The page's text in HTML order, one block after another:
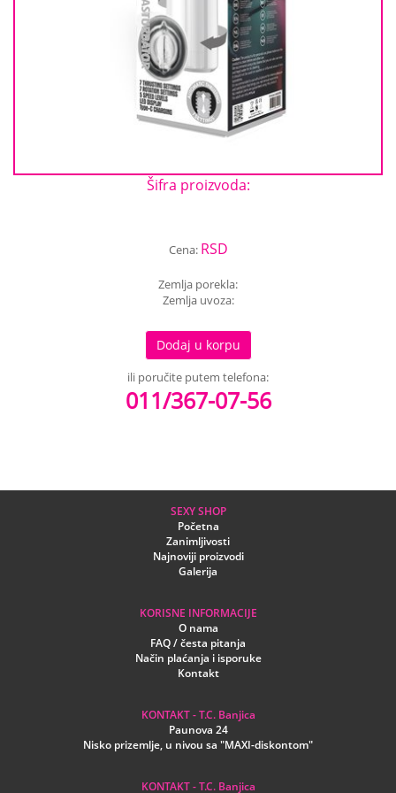
Šifra proizvoda:
Cena: RSD
Zemlja porekla:
Zemlja uvoza:
Dodaj u korpu
ili poručite putem telefona:
011/367-07-56
SEXY SHOP
Početna
Zanimljivosti
Najnoviji proizvodi
Galerija
KORISNE INFORMACIJE
O nama
FAQ / česta pitanja
Način plaćanja i isporuke
Kontakt
KONTAKT - T.C. Banjica
Paunova 24
Nisko prizemlje, u nivou sa "MAXI-diskontom"
KONTAKT - T.C. Banjica